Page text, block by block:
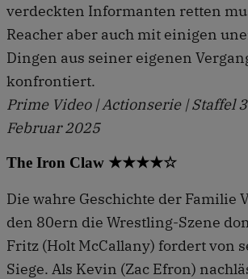
verdeckten Informanten retten
Reacher aber auch mit einigen
Dingen aus seiner eigenen
konfrontiert.
Prime Video | Actionserie | Staffel
Februar 2025
The Iron Claw ★★★★☆
Die wahre Geschichte der Familie
den 80ern die Wrestling-Szene
Fritz (Holt McCallany) fordert von
Siege. Als Kevin (Zac Efron)